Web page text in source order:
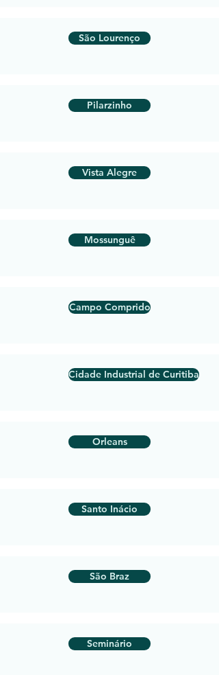
São Lourenço
Pilarzinho
Vista Alegre
Mossunguê
Campo Comprido
Cidade Industrial de Curitiba
Orleans
Santo Inácio
São Braz
Seminário